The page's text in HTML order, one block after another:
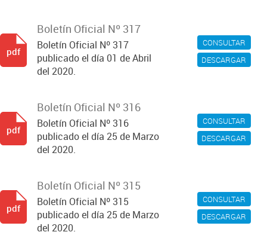
CONSULTAR
DESCARGAR
Boletín Oficial Nº 317
Boletín Oficial Nº 317
publicado el día 01 de Abril
del 2020.
pdf
CONSULTAR
DESCARGAR
Boletín Oficial Nº 316
Boletín Oficial Nº 316
publicado el día 25 de Marzo
del 2020.
pdf
CONSULTAR
DESCARGAR
Boletín Oficial Nº 315
Boletín Oficial Nº 315
publicado el día 25 de Marzo
del 2020.
pdf